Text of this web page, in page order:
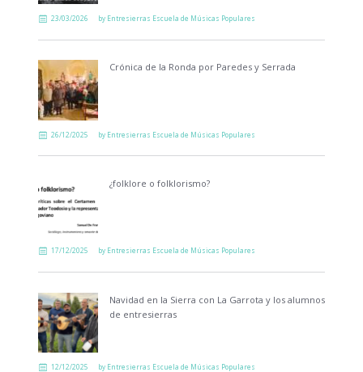
23/03/2026 by Entresierras Escuela de Músicas Populares
Crónica de la Ronda por Paredes y Serrada
26/12/2025 by Entresierras Escuela de Músicas Populares
¿folklore o folklorismo?
17/12/2025 by Entresierras Escuela de Músicas Populares
Navidad en la Sierra con La Garrota y los alumnos
de entresierras
12/12/2025 by Entresierras Escuela de Músicas Populares